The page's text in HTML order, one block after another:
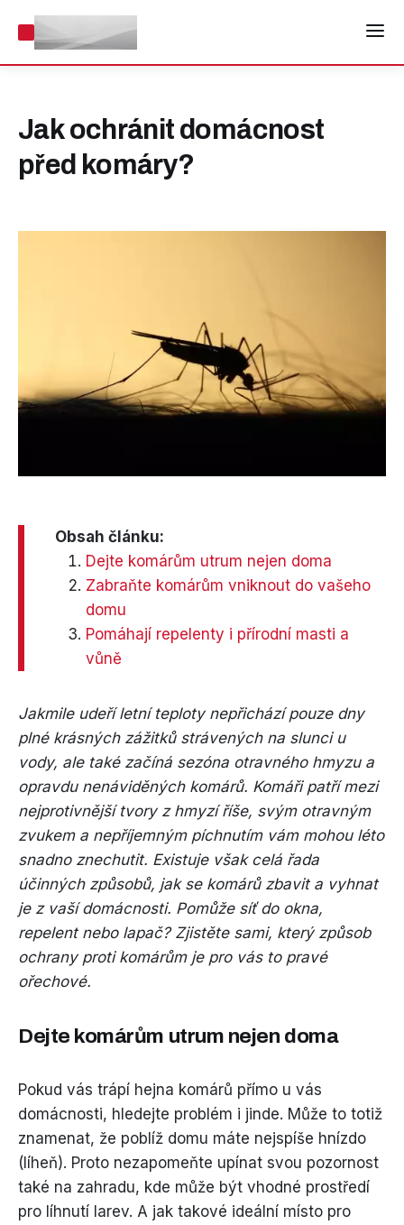
Jak ochránit domácnost
před komáry?
Obsah článku:
Dejte komárům utrum nejen doma
Zabraňte komárům vniknout do vašeho
domu
Pomáhají repelenty i přírodní masti a
vůně
Jakmile udeří letní teploty nepřichází pouze dny
plné krásných zážitků strávených na slunci u
vody, ale také začíná sezóna otravného hmyzu a
opravdu nenáviděných komárů. Komáři patří mezi
nejprotivnější tvory z hmyzí říše, svým otravným
zvukem a nepříjemným píchnutím vám mohou léto
snadno znechutit. Existuje však celá řada
účinných způsobů, jak se komárů zbavit a vyhnat
je z vaší domácnosti. Pomůže síť do okna,
repelent nebo lapač? Zjistěte sami, který způsob
ochrany proti komárům je pro vás to pravé
ořechové.
Dejte komárům utrum nejen doma
Pokud vás trápí hejna komárů přímo u vás
domácnosti, hledejte problém i jinde. Může to totiž
znamenat, že poblíž domu máte nejspíše hnízdo
(líheň). Proto nezapomeňte upínat svou pozornost
také na zahradu, kde může být vhodné prostředí
pro líhnutí larev. A jak takové ideální místo pro